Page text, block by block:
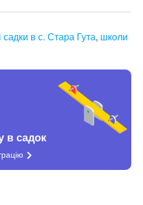
садки в с. Стара Гута, школи
в садок